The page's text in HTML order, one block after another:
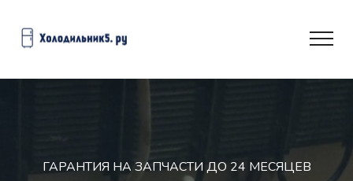
ГАРАНТИЯ НА ЗАПЧАСТИ ДО 24 МЕСЯЦЕВ